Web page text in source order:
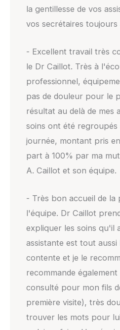
la gentillesse de vos
vos secrétaires
- Excellent travail très
le Dr Caillot. Très à
professionnel,
pas de douleur pour le
résultat au delà de mes
soins ont été regroupés
journée, montant pris
part à 100% par ma
A. Caillot et son équipe.
- Très bon accueil de la
l'équipe. Dr Caillot
expliquer les soins qu'il
assistante est tout
contente et je le
recommande
consulté pour mon fils
première visite), très
trouver les mots pour